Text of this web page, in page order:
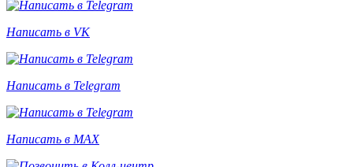
Написать в VK
Написать в Telegram
Написать в MAX